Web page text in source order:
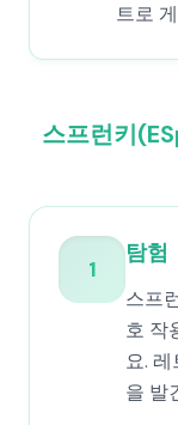
트로
스프런키
1
탐험
스프
호 작
요.
을 발